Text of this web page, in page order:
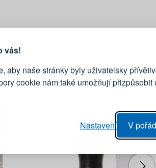
vás!
aby naše stránky byly uživatelsky
cookie nám také umožňují přizpůsobit
V
Nastavení
Emailová adresa
PŘIHLÁSIT